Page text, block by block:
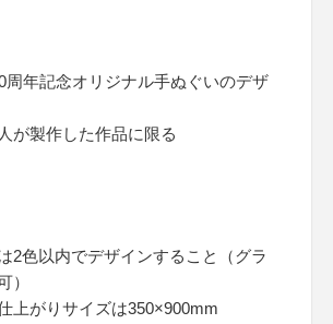
周年記念オリジナル手ぬぐいのデザ
が製作した作品に限る
2色以内でデザインすること（グラ
）
上がりサイズは350×900mm